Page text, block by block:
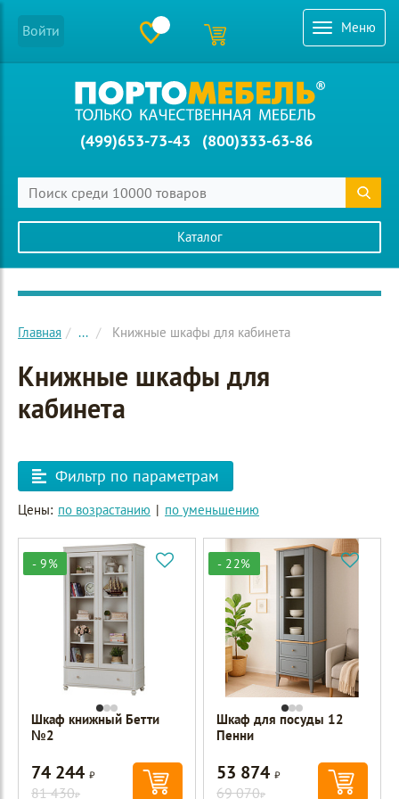
Меню
Войти
(499)653-73-43 (800)333-63-86
Каталог
Главное меню сайта
Главная ... Книжные шкафы для кабинета
Книжные шкафы для
кабинета
Фильтр по параметрам
Цены: по возрастанию | по уменьшению
- 9%
Шкаф книжный Бетти
№2
74 244Р
81 430Р
- 22%
Шкаф для посуды 12
Пенни
53 874Р
69 070Р